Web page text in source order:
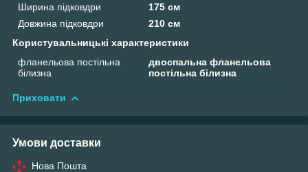
Ширина підковдри
175 см
Довжина підковдри
210 см
Користувальницькі характеристики
фланельова постільна
білизна
двоспальна фланельова
постільна білизна
Приховати
Умови доставки
Нова Пошта